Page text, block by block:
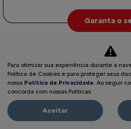
Garanta o
BASALT
BASALT SHINE TURBO
Para otimizar sua experiência durante a
Política de Cookies e para proteger seus
nossa Política de Privacidade. Ao seguir
concorda com nossas Políticas.
Aceitar